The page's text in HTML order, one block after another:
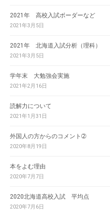
2021年 高校入試ボーダーなど
2021年3月5日
2021年 北海道入試分析（理科）
2021年3月5日
学年末 大勉強会実施
2021年2月16日
読解力について
2021年1月31日
外国人の方からのコメント➁
2020年8月19日
本をよむ理由
2020年7月7日
2020北海道高校入試 平均点
2020年7月6日